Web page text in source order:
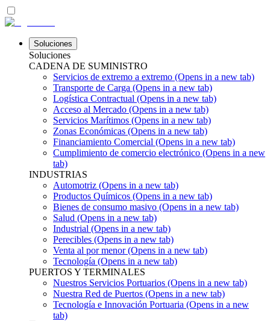
Soluciones
Soluciones
CADENA DE SUMINISTRO
Servicios de extremo a extremo (Opens in a new tab)
Transporte de Carga (Opens in a new tab)
Logística Contractual (Opens in a new tab)
Acceso al Mercado (Opens in a new tab)
Servicios Marítimos (Opens in a new tab)
Zonas Económicas (Opens in a new tab)
Financiamiento Comercial (Opens in a new tab)
Cumplimiento de comercio electrónico (Opens in a new
tab)
INDUSTRIAS
Automotriz (Opens in a new tab)
Productos Químicos (Opens in a new tab)
Bienes de consumo masivo (Opens in a new tab)
Salud (Opens in a new tab)
Industrial (Opens in a new tab)
Perecibles (Opens in a new tab)
Venta al por menor(Opens in a new tab)
Tecnología (Opens in a new tab)
PUERTOS Y TERMINALES
Nuestros Servicios Portuarios (Opens in a new tab)
Nuestra Red de Puertos (Opens in a new tab)
Tecnología e Innovación Portuaria (Opens in a new
tab)